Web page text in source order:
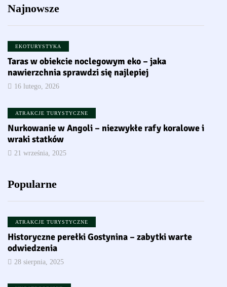
Najnowsze
EKOTURYSTYKA
Taras w obiekcie noclegowym eko – jaka
nawierzchnia sprawdzi się najlepiej
16 lutego, 2026
ATRAKCJE TURYSTYCZNE
Nurkowanie w Angoli – niezwykłe rafy koralowe i
wraki statków
21 września, 2025
Popularne
ATRAKCJE TURYSTYCZNE
Historyczne perełki Gostynina – zabytki warte
odwiedzenia
28 sierpnia, 2025